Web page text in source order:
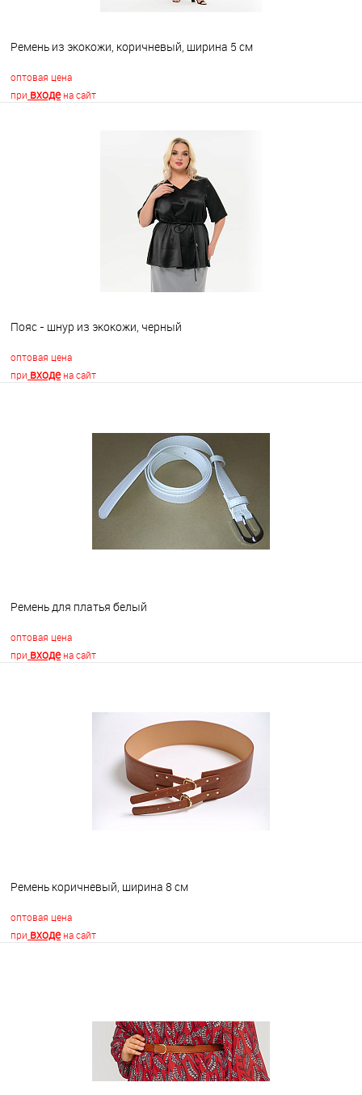
Ремень из экокожи, коричневый, ширина 5 см
оптовая цена
при входена сайт
В корзину
Пояс - шнур из экокожи, черный
оптовая цена
при входена сайт
Недоступно
Ремень для платья белый
оптовая цена
при входена сайт
В наличии
Ремень коричневый, ширина 8 см
оптовая цена
при входена сайт
В наличии